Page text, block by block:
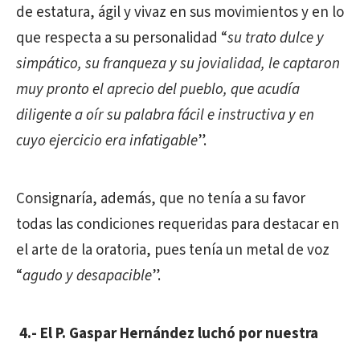
de estatura, ágil y vivaz en sus movimientos y en lo
que respecta a su personalidad “su trato dulce y
simpático, su franqueza y su jovialidad, le captaron
muy pronto el aprecio del pueblo, que acudía
diligente a oír su palabra fácil e instructiva y en
cuyo ejercicio era infatigable”.
Consignaría, además, que no tenía a su favor
todas las condiciones requeridas para destacar en
el arte de la oratoria, pues tenía un metal de voz
“agudo y desapacible”.
4.- El P. Gaspar Hernández luchó por nuestra